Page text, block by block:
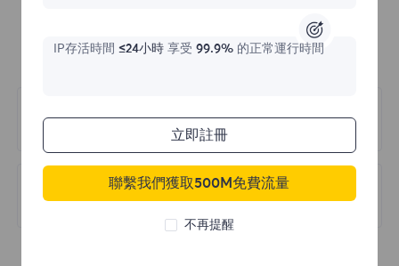
Application Scenarios
IP存活時間 ≤24小時享受 99.9%的正常運行時間
立即註冊
聯繫我們獲取500M免費流量
不再提醒